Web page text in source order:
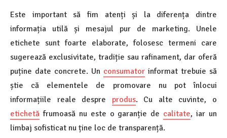
Este important să fim atenți și la diferența dintre
informația utilă și mesajul pur de marketing. Unele
etichete sunt foarte elaborate, folosesc termeni care
sugerează exclusivitate, tradiție sau rafinament, dar oferă
puține date concrete. Un consumator informat trebuie să
știe că elementele de promovare nu pot înlocui
informațiile reale despre produs. Cu alte cuvinte, o
etichetă frumoasă nu este o garanție de calitate, iar un
limbaj sofisticat nu ține loc de transparență.